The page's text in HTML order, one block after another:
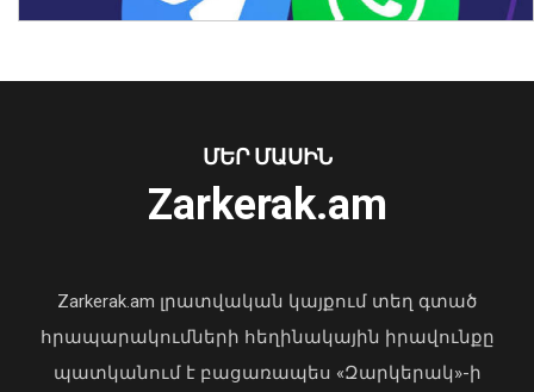
08 Օգոստոս, 2026 20:29
Առանց մարդու միջամտության
մեդիափորձագետ (տեսանյութ)
ՄԵՐ ՄԱՍԻՆ
Zarkerak.am
Zarkerak.am լրատվական կայքում տեղ գտած
հրապարակումների հեղինակային իրավունքը
պատկանում է բացառապես «Զարկերակ»-ի